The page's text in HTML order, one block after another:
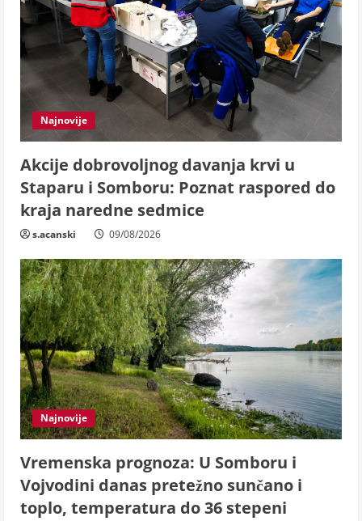
Najnovije
Akcije dobrovoljnog davanja krvi u
Staparu i Somboru: Poznat raspored do
kraja naredne sedmice
s.acanski 09/08/2026
Najnovije
Vremenska prognoza: U Somboru i
Vojvodini danas pretežno sunčano i
toplo, temperatura do 36 stepeni